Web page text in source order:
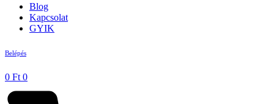
Blog
Kapcsolat
GYIK
Belépés
0 Ft 0